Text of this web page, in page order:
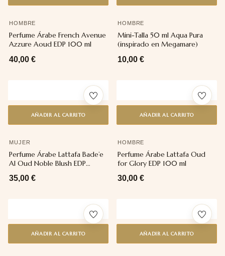
HOMBRE
Perfume Árabe French Avenue
Azzure Aoud EDP 100 ml
40,00 €
HOMBRE
Mini-Talla 50 ml Aqua Pura
(inspirado en Megamare)
10,00 €
AÑADIR AL CARRITO
MUJER
Perfume Árabe Lattafa Bade’e
Al Oud Noble Blush EDP
35,00 €
AÑADIR AL CARRITO
HOMBRE
Perfume Árabe Lattafa Oud
for Glory EDP 100 ml
30,00 €
AÑADIR AL CARRITO AÑADIR AL CARRITO